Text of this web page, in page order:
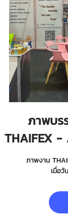
ภาพบร
THAIFEX
ภาพงาน
เมื่อ